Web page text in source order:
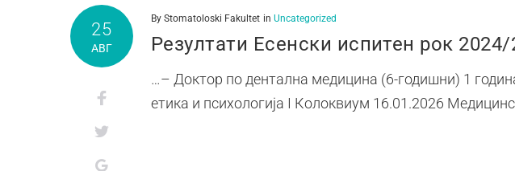
25
АВГ
By Stomatoloski Fakultet in Uncategorized
Резултати Есенски испитен рок
…– Доктор по дентална медицина (6-годишни) 1
етика и психологија I Колоквиум 16.01.2026